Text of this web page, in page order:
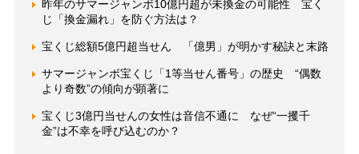
昨年のサマージャンボ10億円超が未換金の可能性 宝く
じ「換金漏れ」を防ぐ方法は？
宝くじ総額5億円超当せん 「億男」が明かす秘訣と末路
サマージャンボ宝くじ「1等当せん番号」の歴史 “偶数
より奇数”の傾向が顕著に
宝くじ3億円当せんの女性は音信不通に なぜ“一攫千
金”は不幸を呼び込むのか？